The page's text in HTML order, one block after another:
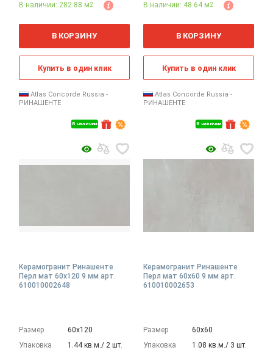
В наличии
В наличии: 282.88 м2
м
В КОРЗИНУ
Купить в один клик
Atlas Concorde Russia -
РИНАШЕНТЕ
В наличии
В наличии: 48.64 м2
м
В КОРЗИНУ
Купить в один клик
Atlas Concorde Russia -
РИНАШЕНТЕ
Керамогранит Ринашенте
Перл мат 60x120 9 мм арт.
610010002648
Размер
60х120
Упаковка
1.44 кв.м./ 2 шт.
Керамогранит Ринашенте
Перл мат 60x60 9 мм арт.
610010002653
Размер
60х60
Упаковка
1.08 кв.м./ 3 шт.